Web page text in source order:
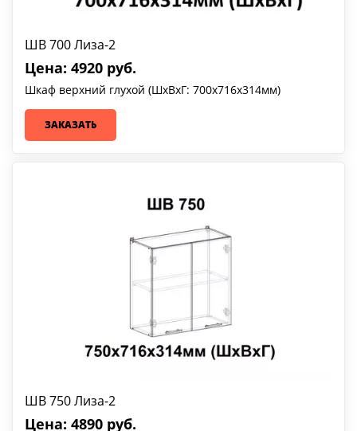
ШВ 700 Лиза-2
Цена: 4920 руб.
Шкаф верхний глухой (ШхВхГ: 700х716х314мм)
ЗАКАЗАТЬ
ШВ 750 Лиза-2
Цена: 4890 руб.